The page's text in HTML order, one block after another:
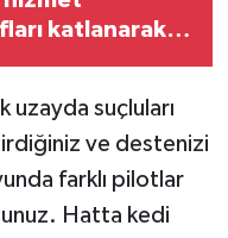
katlanarak
uzayda suçluları
ve destenizi
farklı pilotlar
Hatta kedi